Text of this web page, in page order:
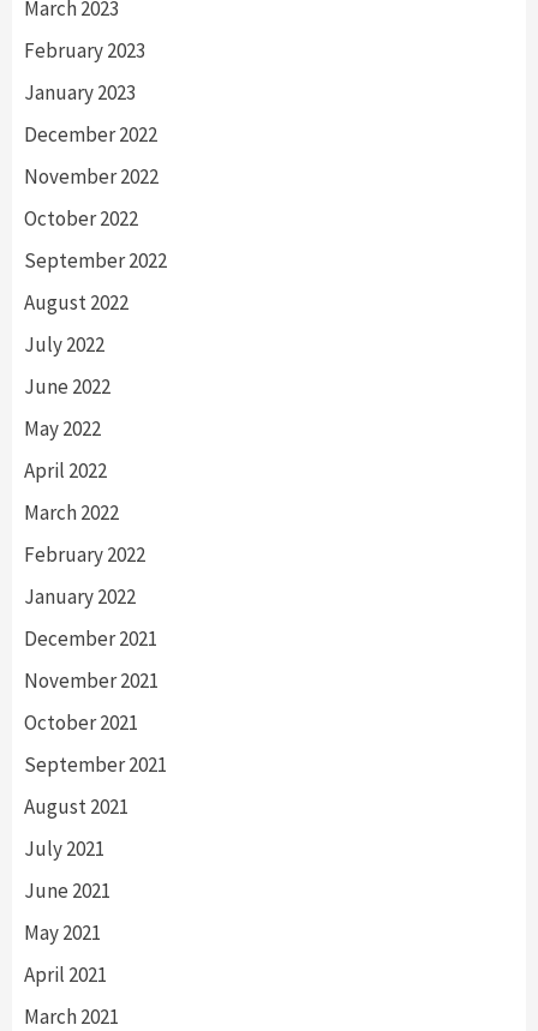
March 2023
February 2023
January 2023
December 2022
November 2022
October 2022
September 2022
August 2022
July 2022
June 2022
May 2022
April 2022
March 2022
February 2022
January 2022
December 2021
November 2021
October 2021
September 2021
August 2021
July 2021
June 2021
May 2021
April 2021
March 2021